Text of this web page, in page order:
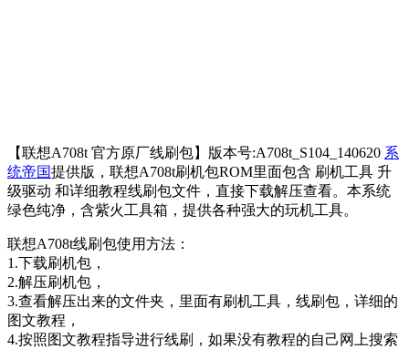
【联想A708t 官方原厂线刷包】版本号:A708t_S104_140620 系
统帝国提供版，联想A708t刷机包ROM里面包含 刷机工具 升
级驱动 和详细教程线刷包文件，直接下载解压查看。本系统
绿色纯净，含紫火工具箱，提供各种强大的玩机工具。
联想A708t线刷包使用方法：
1.下载刷机包，
2.解压刷机包，
3.查看解压出来的文件夹，里面有刷机工具，线刷包，详细的
图文教程，
4.按照图文教程指导进行线刷，如果没有教程的自己网上搜索